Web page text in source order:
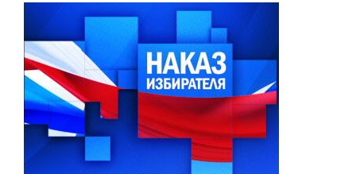
Рейтинг *